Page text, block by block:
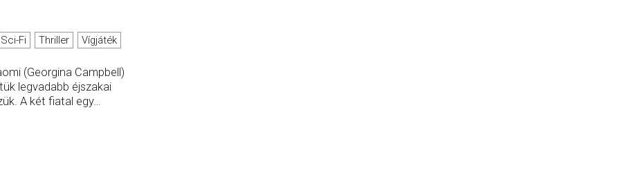
Sci-Fi Thriller Vígjáték
(Georgina Campbell)
legvadabb éjszakai
A két fiatal egy…